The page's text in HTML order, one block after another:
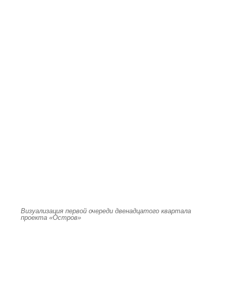
Визуализация первой очереди двенадцатого квартала
проекта «Остров»